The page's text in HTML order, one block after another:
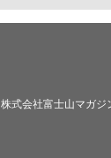
株式会社富士山マガジ